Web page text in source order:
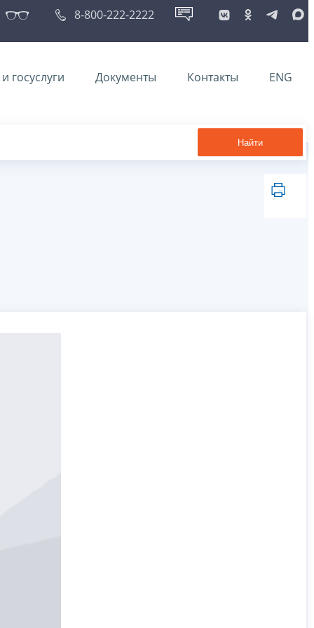
8-800-222-2222
госуслуги Документы Контакты ENG
Найти